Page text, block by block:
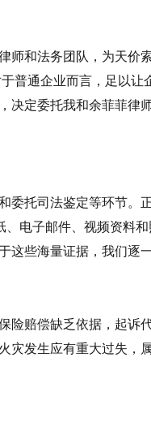
师和法务团队，为天价
普通企业而言，足以让
决定委托我和余菲菲律
委托司法鉴定等环节。
电子邮件、视频资料
这些海量证据，我们逐
赔偿缺乏依据，起诉
发生应有重大过失，